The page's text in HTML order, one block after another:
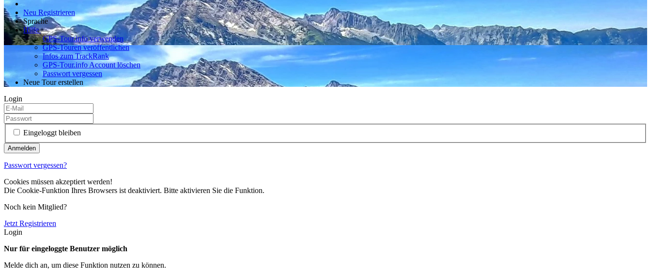
Neu Registrieren
Sprache
Hilfe
GPS-Tour.info verwenden
GPS-Touren veröffentlichen
Infos zum TrackRank
GPS-Tour.info Account löschen
Passwort vergessen
Neue Tour erstellen
Login
Eingeloggt bleiben
Passwort vergessen?
Cookies müssen akzeptiert werden!
Die Cookie-Funktion Ihres Browsers ist deaktiviert. Bitte aktivieren Sie die Funktion.
Noch kein Mitglied?
Jetzt Registrieren
Login
Nur für eingeloggte Benutzer möglich
Melde dich an, um diese Funktion nutzen zu können.